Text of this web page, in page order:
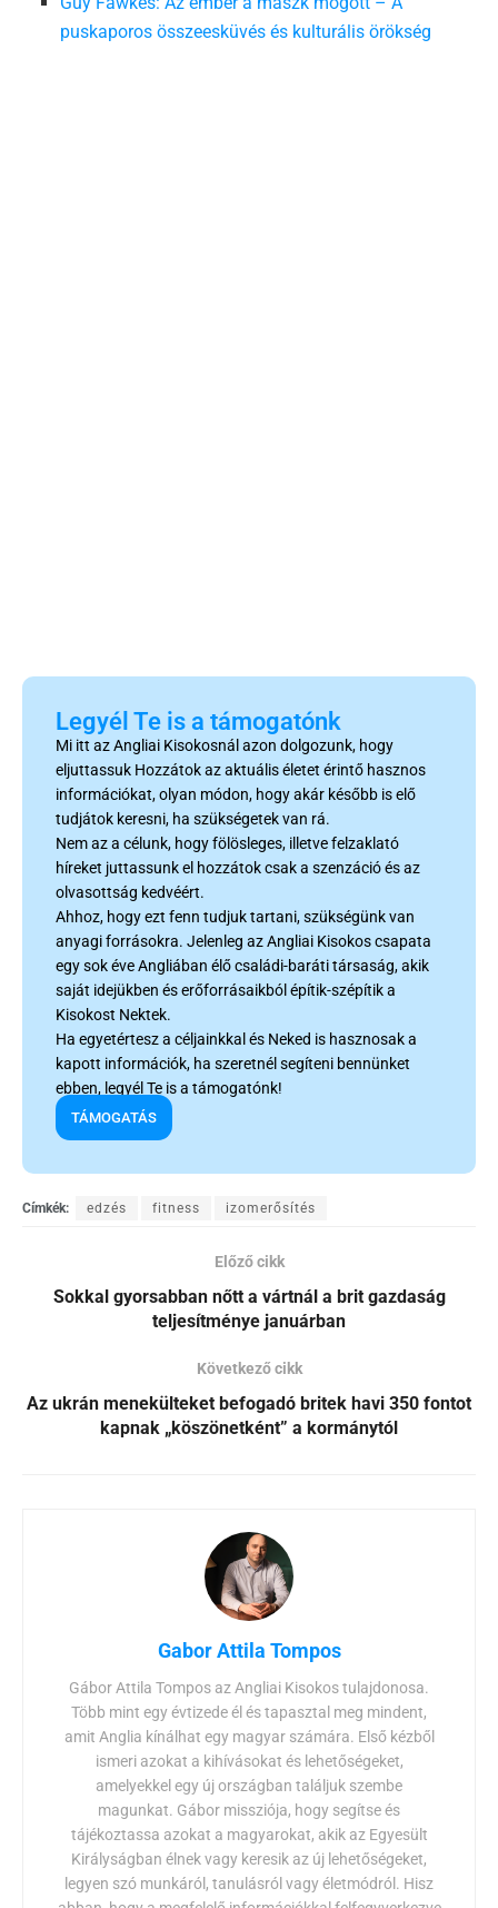
puskaporos összeesküvés és kulturális örökség
Legyél Te is a támogatónk
Mi itt az Angliai Kisokosnál azon dolgozunk, hogy
eljuttassuk Hozzátok az aktuális életet érintő hasznos
információkat, olyan módon, hogy akár később is elő
tudjátok keresni, ha szükségetek van rá.
Nem az a célunk, hogy fölösleges, illetve felzaklató
híreket juttassunk el hozzátok csak a szenzáció és az
olvasottság kedvéért.
Ahhoz, hogy ezt fenn tudjuk tartani, szükségünk van
anyagi forrásokra. Jelenleg az Angliai Kisokos csapata
egy sok éve Angliában élő családi-baráti társaság, akik
saját idejükben és erőforrásaikból építik-szépítik a
Kisokost Nektek.
Ha egyetértesz a céljainkkal és Neked is hasznosak a
kapott információk, ha szeretnél segíteni bennünket
ebben, legyél Te is a támogatónk!
TÁMOGATÁS
Címkék: edzés fitness izomerősítés
Előző cikk
Sokkal gyorsabban nőtt a vártnál a brit gazdaság
teljesítménye januárban
Következő cikk
Az ukrán menekülteket befogadó britek havi 350 fontot
kapnak „köszönetként” a kormánytól
Gabor Attila Tompos
Gábor Attila Tompos az Angliai Kisokos tulajdonosa.
Több mint egy évtizede él és tapasztal meg mindent,
amit Anglia kínálhat egy magyar számára. Első kézből
ismeri azokat a kihívásokat és lehetőségeket,
amelyekkel egy új országban találjuk szembe
magunkat. Gábor missziója, hogy segítse és
tájékoztassa azokat a magyarokat, akik az Egyesült
Királyságban élnek vagy keresik az új lehetőségeket,
legyen szó munkáról, tanulásról vagy életmódról. Hisz